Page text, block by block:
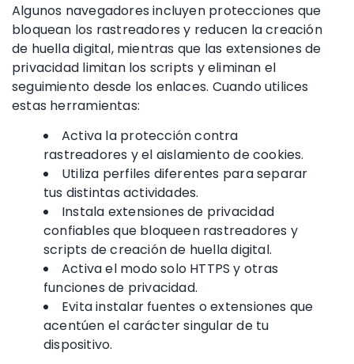
Algunos navegadores incluyen protecciones que
bloquean los rastreadores y reducen la creación
de huella digital, mientras que las extensiones de
privacidad limitan los scripts y eliminan el
seguimiento desde los enlaces. Cuando utilices
estas herramientas:
Activa la protección contra
rastreadores y el aislamiento de cookies.
Utiliza perfiles diferentes para separar
tus distintas actividades.
Instala extensiones de privacidad
confiables que bloqueen rastreadores y
scripts de creación de huella digital.
Activa el modo solo HTTPS y otras
funciones de privacidad.
Evita instalar fuentes o extensiones que
acentúen el carácter singular de tu
dispositivo.